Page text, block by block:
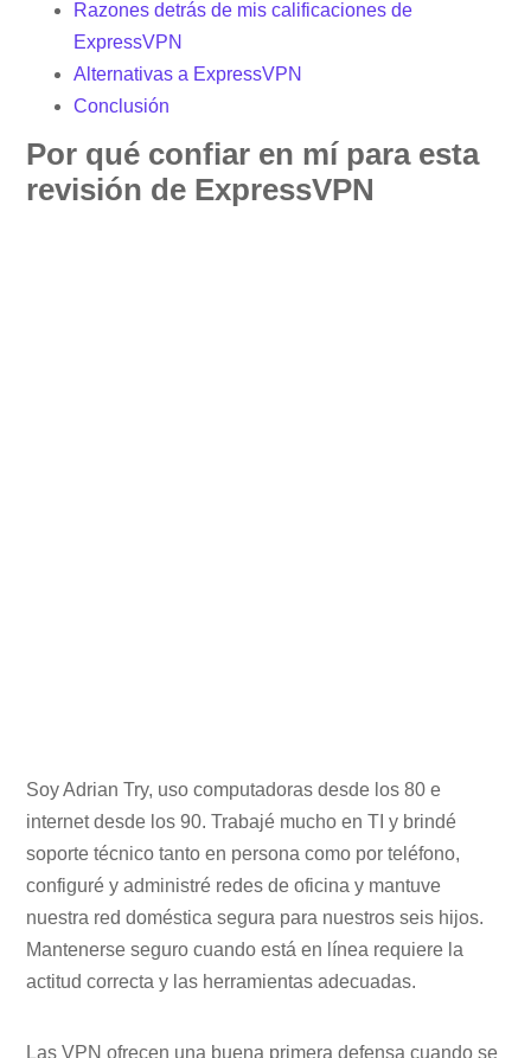
Razones detrás de mis calificaciones de
ExpressVPN
Alternativas a ExpressVPN
Conclusión
Por qué confiar en mí para esta
revisión de ExpressVPN
Soy Adrian Try, uso computadoras desde los 80 e
internet desde los 90. Trabajé mucho en TI y brindé
soporte técnico tanto en persona como por teléfono,
configuré y administré redes de oficina y mantuve
nuestra red doméstica segura para nuestros seis hijos.
Mantenerse seguro cuando está en línea requiere la
actitud correcta y las herramientas adecuadas.
Las VPN ofrecen una buena primera defensa cuando se